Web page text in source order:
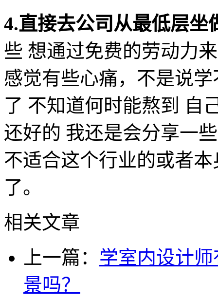
4.直接去公司从最低层坐
些 想通过免费的劳动力
感觉有些心痛，不是说
了 不知道何时能熬到 自
还好的 我还是会分享一
不适合这个行业的或者
了。
相关文章
上一篇： 学室内设计
景吗？